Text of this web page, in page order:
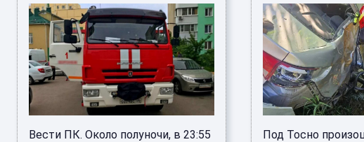
Вести ПК. Около полуночи, в 23:55
Под Тосно